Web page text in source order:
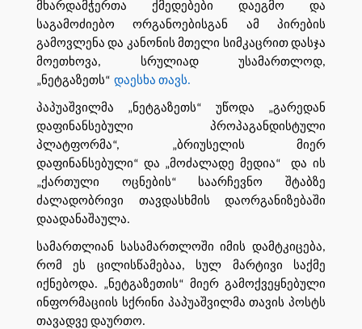
მხარდამჭერთა ქმედებები დაეგმო და
საგამოძიებო ორგანოებისგან ამ პირების
გამოვლენა და კანონის მთელი სიმკაცრით დასჯა
მოეთხოვა, სრულიად უსამართლოდ,
„ნეტგაზეთს“ დაესხა თავს.
პაპუაშვილმა „ნეტგაზეთს“ უწოდა „გარედან
დაფინანსებული პროპაგანდისტული
პლატფორმა“, „ბრიუსელის მიერ
დაფინანსებული“ და „მოძალადე მედია“ და ის
„ქართული ოცნების“ საარჩევნო შტაბზე
ძალადობრივი თავდასხმის დაორგანიზებაში
დაადანაშაულა.
სამართლიან სასამართლოში იმის დამტკიცება,
რომ ეს ცილისწამებაა, სულ მარტივი საქმე
იქნებოდა. „ნეტგაზეთის“ მიერ გამოქვეყნებული
ინფორმაციის სქრინი პაპუაშვილმა თავის პოსტს
თავადვე დაურთო.